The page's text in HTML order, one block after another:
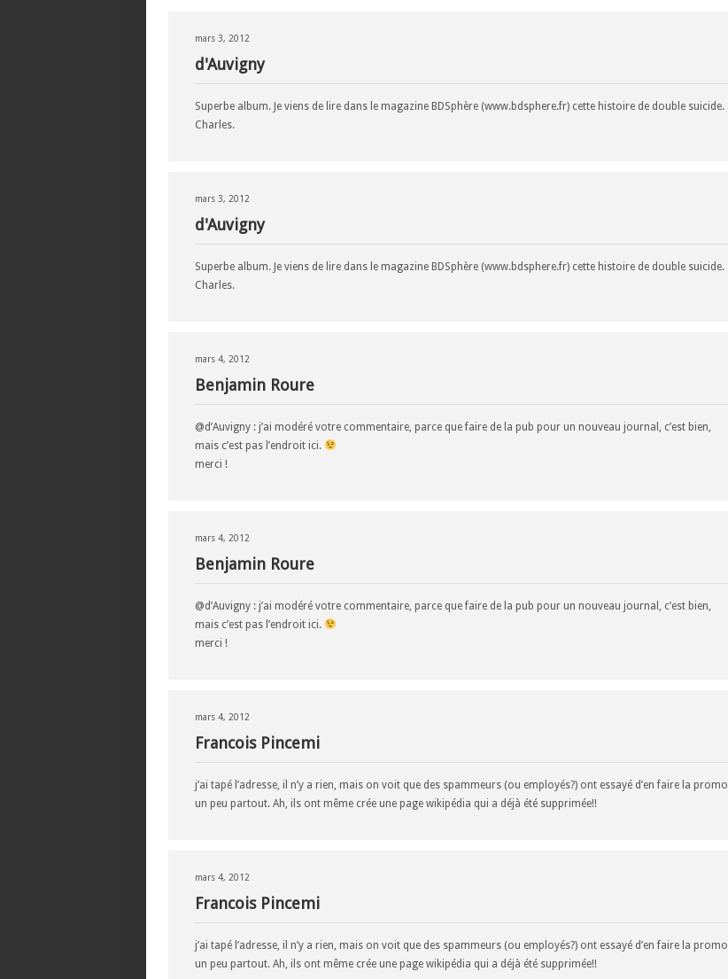
mars 3, 2012
d'Auvigny
Superbe album. Je viens de lire dans le magazine BDSphère (www.bdsphere.fr) cette histoire de double suicide.
Charles.
mars 3, 2012
d'Auvigny
Superbe album. Je viens de lire dans le magazine BDSphère (www.bdsphere.fr) cette histoire de double suicide.
Charles.
mars 4, 2012
Benjamin Roure
@d’Auvigny : j’ai modéré votre commentaire, parce que faire de la pub pour un nouveau journal, c’est bien,
mais c’est pas l’endroit ici.
merci !
mars 4, 2012
Benjamin Roure
@d’Auvigny : j’ai modéré votre commentaire, parce que faire de la pub pour un nouveau journal, c’est bien,
mais c’est pas l’endroit ici.
merci !
mars 4, 2012
Francois Pincemi
j’ai tapé l’adresse, il n’y a rien, mais on voit que des spammeurs (ou employés?) ont essayé d’en faire la promo
un peu partout. Ah, ils ont même crée une page wikipédia qui a déjà été supprimée!!
mars 4, 2012
Francois Pincemi
j’ai tapé l’adresse, il n’y a rien, mais on voit que des spammeurs (ou employés?) ont essayé d’en faire la promo
un peu partout. Ah, ils ont même crée une page wikipédia qui a déjà été supprimée!!